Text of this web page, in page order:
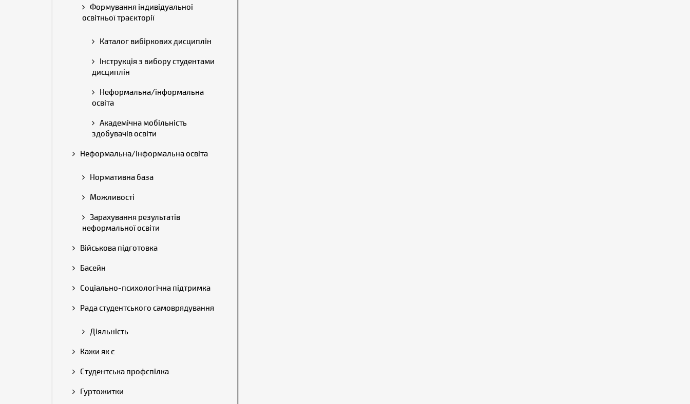
Формування індивідуальної
освітньої траєкторії
Каталог вибіркових дисциплін
Інструкція з вибору студентами
дисциплін
Неформальна/інформальна
освіта
Академічна мобільність
здобувачів освіти
Неформальна/інформальна освіта
Нормативна база
Можливості
Зарахування результатів
неформальної освіти
Військова підготовка
Басейн
Соціально-психологічна підтримка
Рада студентського самоврядування
Діяльність
Кажи як є
Студентська профспілка
Гуртожитки